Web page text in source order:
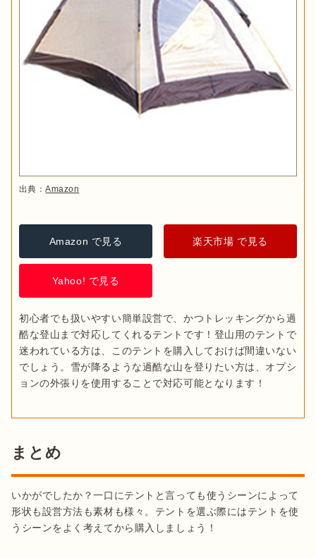
出典：Amazon
Amazon で見る 楽天市場 で見る
Yahoo! で見る
初心者でも扱いやすい簡単設営で、かつトレッキングから過
酷な登山まで対応してくれるテントです！登山用のテントで
迷われている方は、このテントを購入しておけば間違いない
でしょう。雪が降るような過酷な山を登りたい方は、オプシ
ョンの外張りを使用することで対応可能となります！
まとめ
いかがでしたか？一口にテントと言っても使うシーンによって
形状も設営方法も素材も様々。テントを選ぶ際にはテントを使
うシーンをよく考えてから購入しましょう！